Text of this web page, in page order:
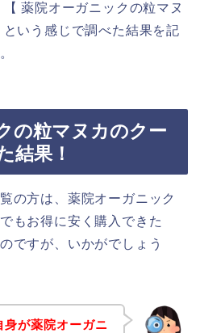
薬院オーガニックの粒マヌ
いう感じで調べた結果を記
の粒マヌカのクー
結果！
の方は、薬院オーガニック
もお得に安く購入できた
ですが、いかがでしょう
が薬院オーガニ